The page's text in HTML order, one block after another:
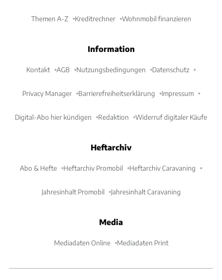
Themen A-Z Kreditrechner Wohnmobil finanzieren
Information
Kontakt AGB Nutzungsbedingungen Datenschutz
Privacy Manager Barrierefreiheitserklärung Impressum
Digital-Abo hier kündigen Redaktion Widerruf digitaler Käufe
Heftarchiv
Abo & Hefte Heftarchiv Promobil Heftarchiv Caravaning
Jahresinhalt Promobil Jahresinhalt Caravaning
Media
Mediadaten Online Mediadaten Print